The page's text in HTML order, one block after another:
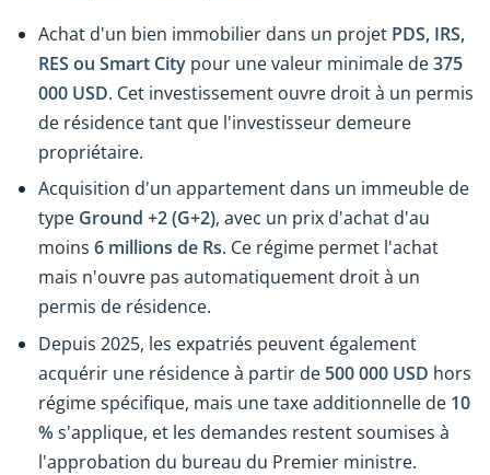
Achat d'un bien immobilier dans un projet PDS, IRS,
RES ou Smart City pour une valeur minimale de375
000 USD. Cet investissement ouvre droit à un permis
de résidence tant que l'investisseur demeure
propriétaire.
Acquisition d'un appartement dans un immeuble de
type Ground +2 (G+2), avec un prix d'achat d'au
moins 6 millions de Rs. Ce régime permet l'achat
mais n'ouvre pas automatiquement droit à un
permis de résidence.
Depuis 2025, les expatriés peuvent également
acquérir une résidence à partir de 500 000 USD hors
régime spécifique, mais une taxe additionnelle de 10
%s'applique, et les demandes restent soumises à
l'approbation du bureau du Premier ministre.